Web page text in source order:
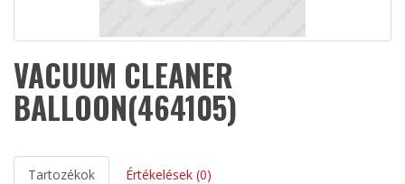
VACUUM CLEANER
BALLOON(464105)
Tartozékok Értékelések (0)